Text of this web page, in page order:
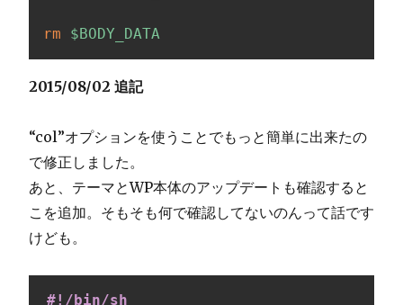
rm $BODY_DATA
2015/08/02 追記
“col”オプションを使うことでもっと簡単に出来たの
で修正しました。
あと、テーマとWP本体のアップデートも確認すると
こを追加。そもそも何で確認してないのんって話です
けども。
#!/bin/sh